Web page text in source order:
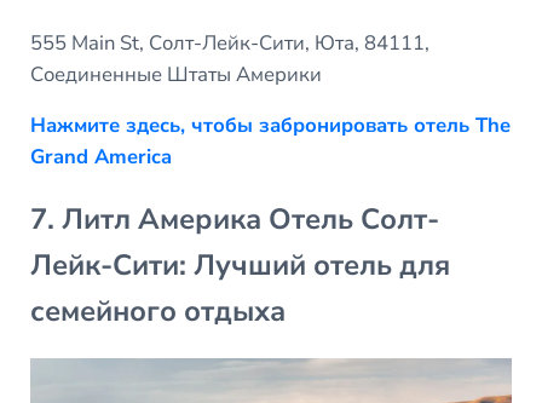
555 Main St, Солт-Лейк-Сити, Юта, 84111,
Соединенные Штаты Америки
Нажмите здесь, чтобы забронировать отель The
Grand America
7. Литл Америка Отель Солт-
Лейк-Сити: Лучший отель для
семейного отдыха